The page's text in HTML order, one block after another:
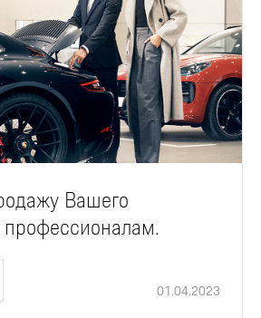
Вашего
01.04.2023